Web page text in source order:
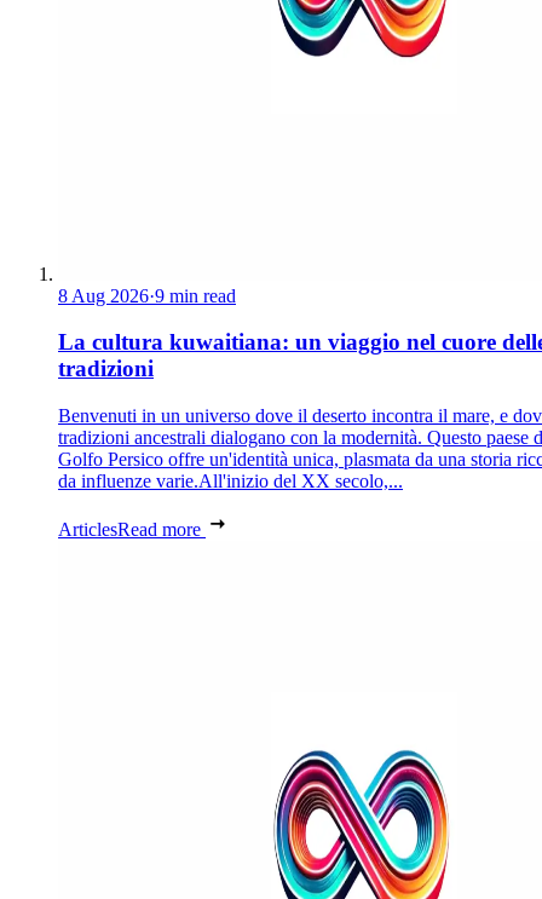
8 Aug 2026·9 min read
La cultura kuwaitiana: un viaggio nel cuore
tradizioni
Benvenuti in un universo dove il deserto incontra il mare, e
tradizioni ancestrali dialogano con la modernità. Questo paese
Golfo Persico offre un'identità unica, plasmata da una storia
da influenze varie.All'inizio del XX secolo,...
ArticlesRead more